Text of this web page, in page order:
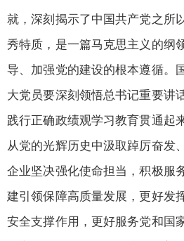
就，深刻揭示了中国共产党之所
秀特质，是一篇马克思主义的纲
导、加强党的建设的根本遵循。
大党员要深刻领悟总书记重要讲
践行正确政绩观学习教育贯通起
从党的光辉历史中汲取踔厉奋发
企业坚决强化使命担当，积极服
建引领保障高质量发展，更好发
安全支撑作用，更好服务党和国